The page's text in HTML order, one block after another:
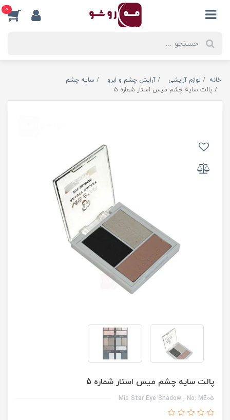
0
خانه لوازم آرایشی آرایش چشم و ابرو
سایه چشم
پالت سایه چشم میس استار شماره 5
پالت سایه چشم میس استار شماره 5
Mis Star Eye Shadow , No: ME05